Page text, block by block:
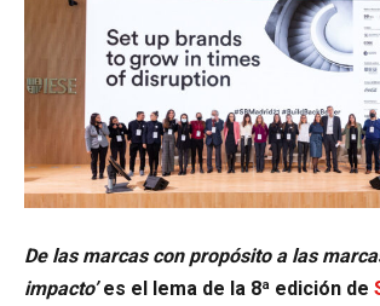
De las marcas con propósito a las
impacto’es el lema de la 8ª edición de